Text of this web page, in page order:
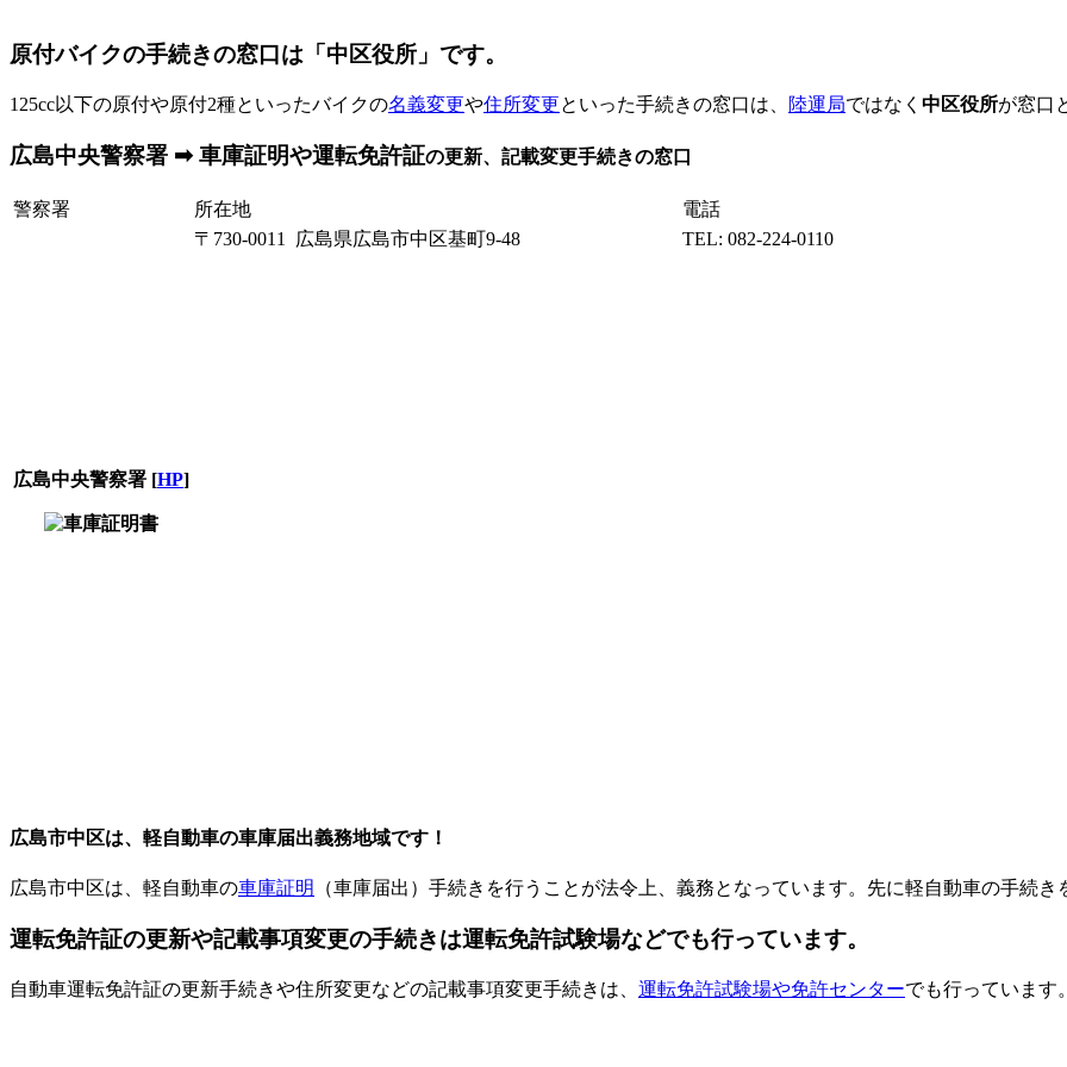
原付バイクの手続きの窓口は「中区役所」です。
125cc以下の原付や原付2種といったバイクの名義変更や住所変更といった手続きの窓口は、 陸運局ではなく 中区役所が窓口
広島中央警察署 ➡ 車庫証明や運転免許証の更新、記載変更手続きの窓口
警察署 所在地 電話
広島中央警察署 [HP]
〒730-0011 広島県広島市中区基町9-48 TEL: 082-224-0110
広島市中区は、軽自動車の車庫届出義務地域です！
広島市中区は、軽自動車の車庫証明 （車庫届出）手続きを行うことが法令上、義務となっています。先に軽自動車の手続き
運転免許証の更新や記載事項変更の手続きは運転免許試験場などでも行っています。
自動車運転免許証の更新手続きや住所変更などの記載事項変更手続きは、 運転免許試験場や免許センターでも行っています